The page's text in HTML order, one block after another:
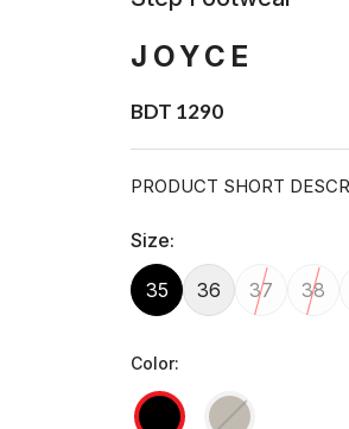
JOYCE
BDT 1290
PRODUCT SHORT
Size:
35 36 37 38
Color: